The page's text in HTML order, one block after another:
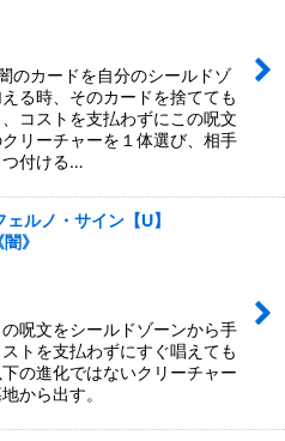
のカードを自分のシールドゾ
る時、そのカードを捨てても
コストを支払わずにこの呪文
リーチャーを１体選び、相手
つ付ける…
ルノ・サイン【U】
》
呪文をシールドゾーンから手
トを支払わずにすぐ唱えても
の進化ではないクリーチャー
から出す。